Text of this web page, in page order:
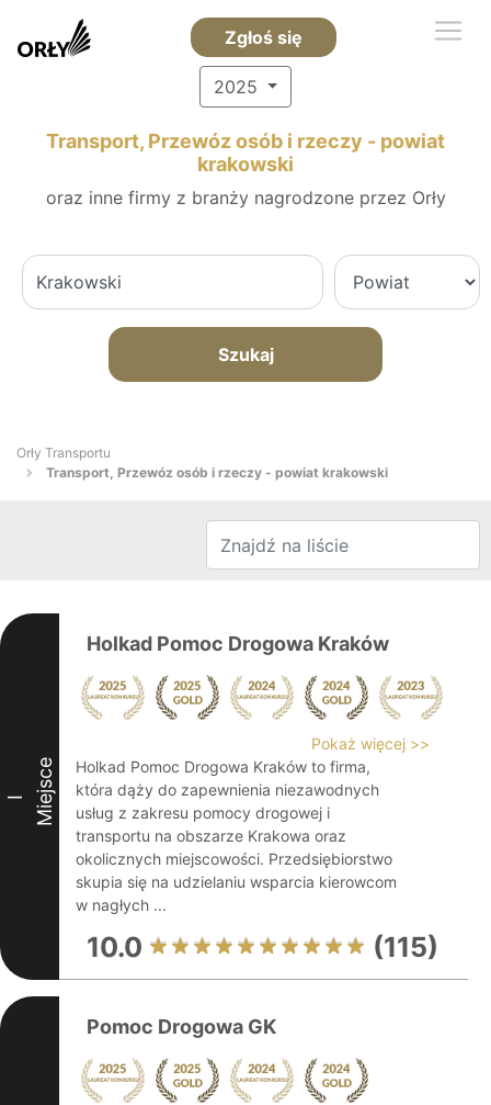
Zgłoś się
2025
Transport, Przewóz osób i rzeczy - powiat
krakowski
oraz inne firmy z branży nagrodzone przez Orły
Szukaj
Orły Transportu
Transport, Przewóz osób i rzeczy - powiat krakowski
I Miejsce
Holkad Pomoc Drogowa Kraków
Pokaż więcej >>
Holkad Pomoc Drogowa Kraków to firma,
która dąży do zapewnienia niezawodnych
usług z zakresu pomocy drogowej i
transportu na obszarze Krakowa oraz
okolicznych miejscowości. Przedsiębiorstwo
skupia się na udzielaniu wsparcia kierowcom
w nagłych ...
10.0 (115)
Pomoc Drogowa GK